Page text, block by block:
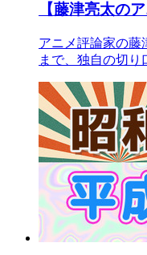
【藤津亮太の
アニメ評論家の藤
まで、独自の切り